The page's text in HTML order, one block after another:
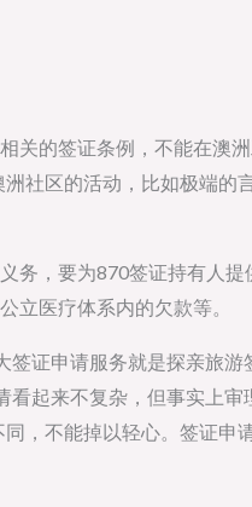
关的签证条例，不能在澳
社区的活动，比如极端的
务，要为870签证持有人提
立医疗体系内的欠款等。
证申请服务就是探亲旅游
起来不复杂，但事实上审
，不能掉以轻心。签证申